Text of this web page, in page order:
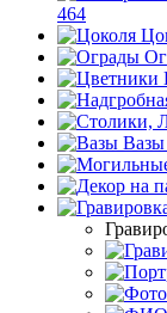
464
Вазы